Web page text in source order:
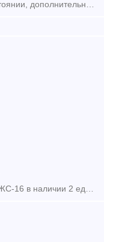
Продам ЖД краны! В рабочем состоянии, дополнительнаю информацию, фото, цены отправлю на почту! КДЭ-163 1979 ; КДЭ-253 1981; КДЭ-253 1982; КЖ-561 2000; КЖ-562 2005; КЖ-562 2005; КЖ-562 2006; КЖ-661 2
Продам Кран железнодорожный КЖС-16 в наличии 2 единицы данной техники 2000 и 2007 годов выпуска, место нахождения г. Москва.Технические характеристики железнодорожного крана КЖС-16. Грузоподъёмность